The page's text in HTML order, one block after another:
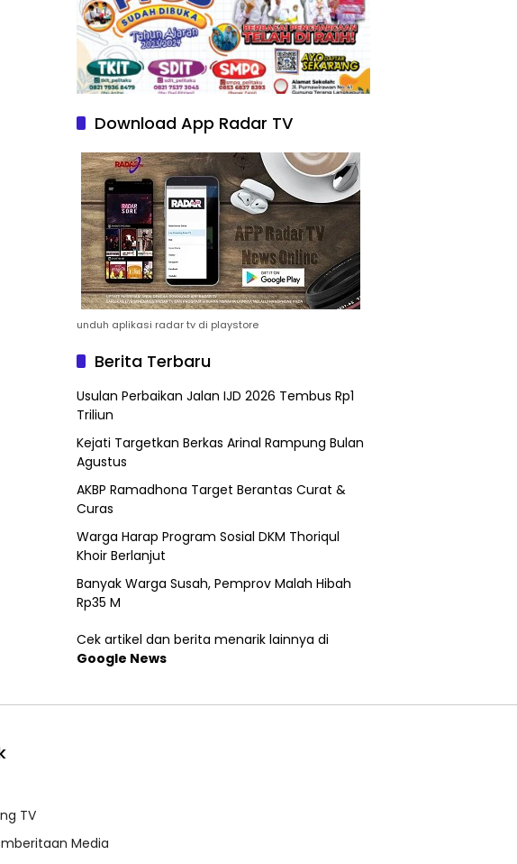
Download App Radar TV
unduh aplikasi radar tv di playstore
Berita Terbaru
Usulan Perbaikan Jalan IJD 2026 Tembus Rp1
Triliun
Kejati Targetkan Berkas Arinal Rampung Bulan
Agustus
AKBP Ramadhona Target Berantas Curat &
Curas
Warga Harap Program Sosial DKM Thoriqul
Khoir Berlanjut
Banyak Warga Susah, Pemprov Malah Hibah
Rp35 M
Cek artikel dan berita menarik lainnya di
Google News
TV
Media